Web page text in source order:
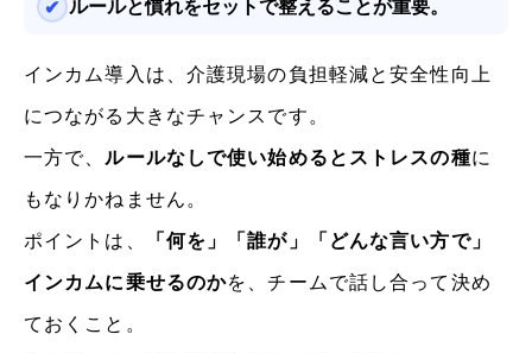
ルールと慣れをセットで整えることが重要。
インカム導入は、介護現場の負担軽減と安全性向上
につながる大きなチャンスです。
一方で、 ルールなしで使い始めるとストレスの種に
もなりかねません。
ポイントは、 「何を」「誰が」「どんな言い方で」
インカムに乗せるのかを、チームで話し合って決め
ておくこと。